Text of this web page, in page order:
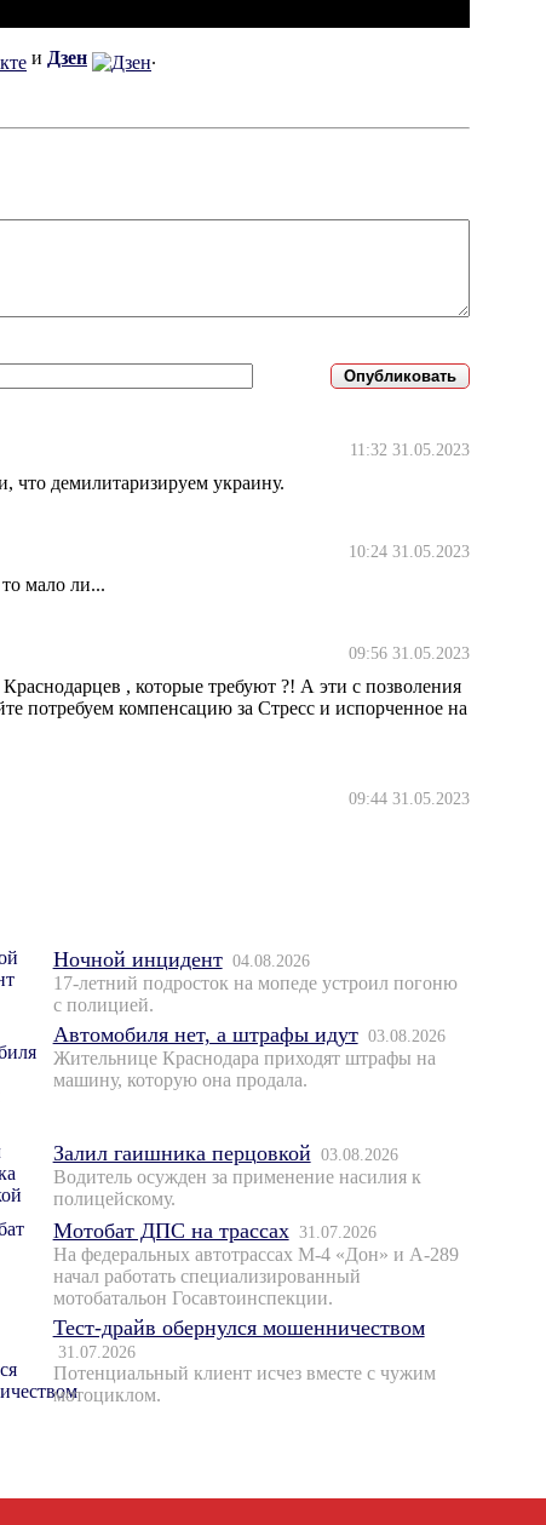
и Дзен .
11:32 31.05.2023
что демилитаризируем украину.
10:24 31.05.2023
то мало ли...
09:56 31.05.2023
, которые требуют ?! А эти с позволения
потребуем компенсацию за Стресс и испорченное на
09:44 31.05.2023
Ночной инцидент 04.08.2026
17-летний подросток на мопеде устроил погоню
с полицией.
Автомобиля нет, а штрафы идут 03.08.2026
Жительнице Краснодара приходят штрафы на
машину, которую она продала.
Залил гаишника перцовкой 03.08.2026
Водитель осужден за применение насилия к
полицейскому.
Мотобат ДПС на трассах 31.07.2026
На федеральных автотрассах М-4 «Дон» и А-289
начал работать специализированный
мотобатальон Госавтоинспекции.
Тест-драйв обернулся мошенничеством
31.07.2026
Потенциальный клиент исчез вместе с чужим
мотоциклом.